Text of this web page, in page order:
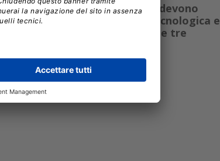
scelta in futuro, le aziende devono
tipi di sovranità: dei dati, tecnologica e
spiega cosa significano queste tre